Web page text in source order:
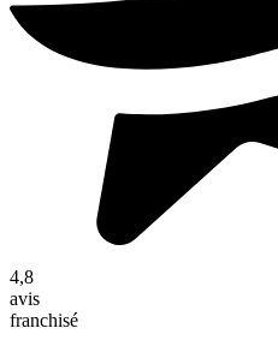
4,8
avis
franchisé